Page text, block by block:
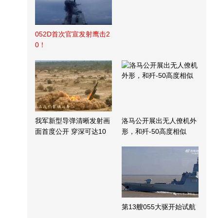
052D首次官宣发射鹰击2
0！
我军新型导弹清晰发射画
面首度公开 穿深可达10
洛马公开展出无人僚机外
形，和歼-50高度相似
第13艘055大驱开始试航